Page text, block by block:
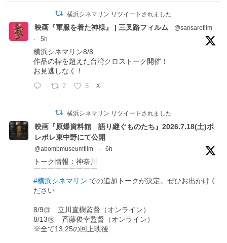
横浜シネマリン リツイートされました
映画『軍服を着た神様』 | 三叉路フィルム
@sansarofilm
·
5h
横浜シネマリン8/8
作品の枠を超えた台湾クロストーク開催！
お見逃しなく！
2 5 X
横浜シネマリン リツイートされました
映画『原爆資料館 語り継ぐものたち』2026.7.18(土)ポ
レポレ東中野にて公開
@abombmuseumfilm · 6h
トーク情報：神奈川
￣￣￣￣￣￣￣￣￣
#横浜シネマリン での追加トークが決定。ぜひお出かけく
ださい
8/9㊐ 立川直樹監督（オンライン）
8/13㊍ 斉藤俊幸監督（オンライン）
※全て13:25の回上映後